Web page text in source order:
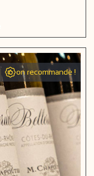
on recommande !